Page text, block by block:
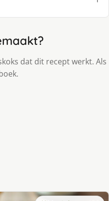
dat dit recept werkt. Als